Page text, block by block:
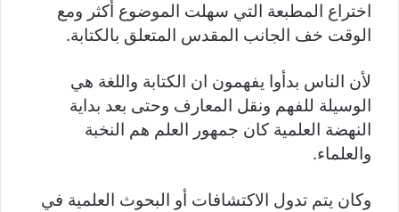
اختراع المطبعة التي سهلت الموضوع أكثر ومع
الوقت خف الجانب المقدس المتعلق بالكتابة.
لأن الناس بدأوا يفهمون ان الكتابة واللغة هي
الوسيلة للفهم ونقل المعارف وحتى بعد بداية
النهضة العلمية كان جمهور العلم هم النخبة
والعلماء.
وكان يتم تدول الاكتشافات أو البحوث العلمية في